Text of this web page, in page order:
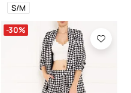
S/M
-30%